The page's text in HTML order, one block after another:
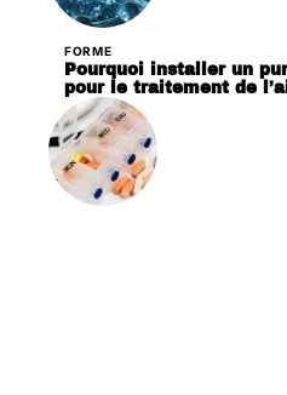
FORME
Pourquoi installer un
pour le traitement de